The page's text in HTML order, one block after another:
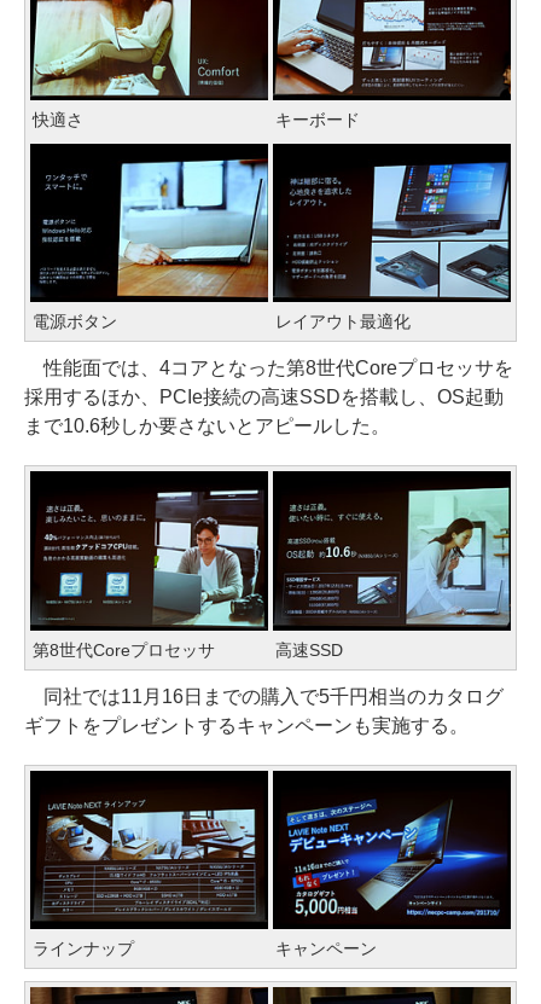
快適さ キーボード
電源ボタン レイアウト最適化
性能面では、4コアとなった第8世代Coreプロセッサを
採用するほか、PCIe接続の高速SSDを搭載し、OS起動
まで10.6秒しか要さないとアピールした。
第8世代Coreプロセッサ 高速SSD
同社では11月16日までの購入で5千円相当のカタログ
ギフトをプレゼントするキャンペーンも実施する。
ラインナップ キャンペーン